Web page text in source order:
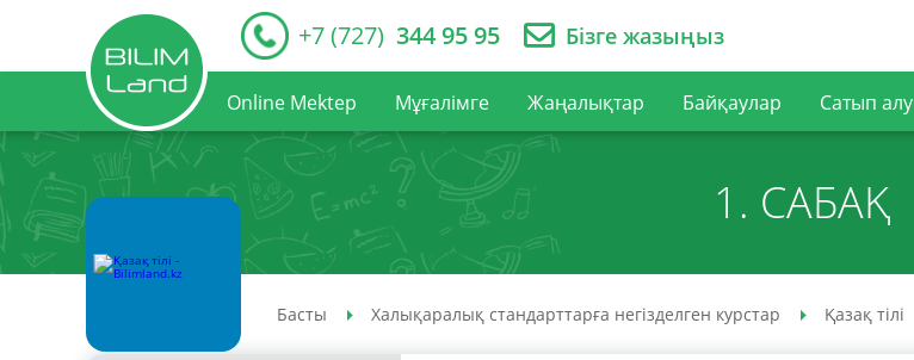
+7 (727) 344 95 95 Бізге жазыңыз
Online Mektep Мұғалімге Жаңалықтар Байқаулар Сатып алу
1. САБАҚ
Басты Халықаралық стандарттарға негізделген курстар Қазақ тілі